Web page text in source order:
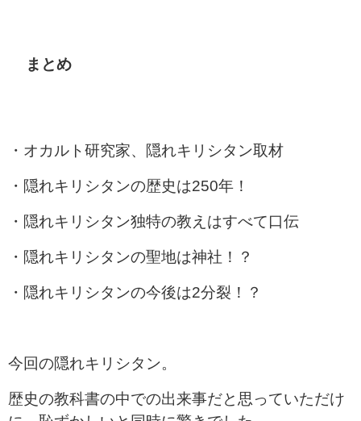
まとめ
・オカルト研究家、隠れキリシタン取材
・隠れキリシタンの歴史は250年！
・隠れキリシタン独特の教えはすべて口伝
・隠れキリシタンの聖地は神社！？
・隠れキリシタンの今後は2分裂！？
今回の隠れキリシタン。
歴史の教科書の中での出来事だと思っていただけ